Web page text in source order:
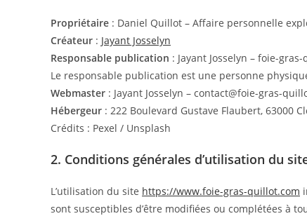
Propriétaire : Daniel Quillot – Affaire personnelle
Créateur : Jayant Josselyn
Responsable publication : Jayant Josselyn – foie-
Le responsable publication est une personne
Webmaster : Jayant Josselyn – contact@foie-gras-
Hébergeur : 222 Boulevard Gustave Flaubert, 63000
Crédits : Pexel / Unsplash
2. Conditions générales d’utilisation du
L’utilisation du site https://www.foie-gras-quillot.com
sont susceptibles d’être modifiées ou complétées à